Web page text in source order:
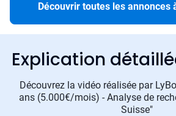
Découvrir toutes les annonces
Explication
Découvrez la vidéo réalisée par
ans (5.000€/mois) - Analyse de
Suisse"